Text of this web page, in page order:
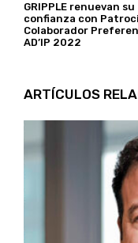
GRIPPLE renuevan su
confianza con
Colaborador
AD’IP 2022
ARTÍCULOS